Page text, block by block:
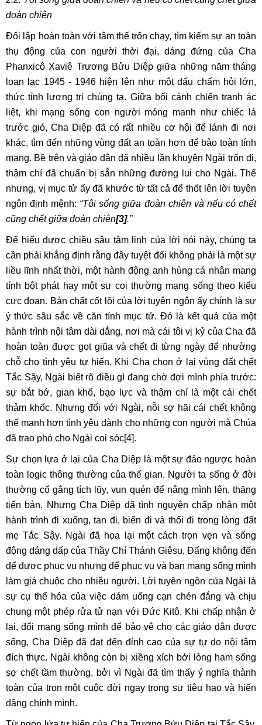
đoàn chiên
Đối lập hoàn toàn với tâm thế trốn chạy, tìm kiếm sự an toàn
thụ động của con người thời đại, dáng đứng của Cha
Phanxicô Xaviê Trương Bửu Diệp giữa những năm tháng
loạn lạc 1945 - 1946 hiện lên như một dấu chấm hỏi lớn,
thức tỉnh lương tri chúng ta. Giữa bối cảnh chiến tranh ác
liệt, khi mạng sống con người mỏng manh như chiếc lá
trước gió, Cha Diệp đã có rất nhiều cơ hội để lánh đi nơi
khác, tìm đến những vùng đất an toàn hơn để bảo toàn tính
mạng. Bề trên và giáo dân đã nhiều lần khuyên Ngài trốn đi,
thậm chí đã chuẩn bị sẵn những đường lui cho Ngài. Thế
nhưng, vị mục tử ấy đã khước từ tất cả để thốt lên lời tuyên
ngôn định mệnh: “Tôi sống giữa đoàn chiên và nếu có chết
cũng chết giữa đoàn chiên[3].”
Để hiểu được chiều sâu tâm linh của lời nói này, chúng ta
cần phải khẳng định rằng đây tuyệt đối không phải là một sự
liều lĩnh nhất thời, một hành động anh hùng cá nhân mang
tính bột phát hay một sự coi thường mạng sống theo kiểu
cực đoan. Bản chất cốt lõi của lời tuyên ngôn ấy chính là sự
ý thức sâu sắc về căn tính mục tử. Đó là kết quả của một
hành trình nội tâm dài dẳng, nơi mà cái tôi vị kỷ của Cha đã
hoàn toàn được gọt giũa và chết đi từng ngày để nhường
chỗ cho tình yêu tự hiến. Khi Cha chọn ở lại vùng đất chết
Tắc Sậy, Ngài biết rõ điều gì đang chờ đợi mình phía trước:
sự bắt bớ, gian khổ, bạo lực và thậm chí là một cái chết
thảm khốc. Nhưng đối với Ngài, nỗi sợ hãi cái chết không
thể mạnh hơn tình yêu dành cho những con người mà Chúa
đã trao phó cho Ngài coi sóc [4] .
Sự chọn lựa ở lại của Cha Diệp là một sự đảo ngược hoàn
toàn logic thông thường của thế gian. Người ta sống ở đời
thường cố gắng tích lũy, vun quén để nâng mình lên, thăng
tiến bản. Nhưng Cha Diệp đã tình nguyện chấp nhận một
hành trình đi xuống, tan đi, biến đi và thối đi trong lòng đất
mẹ Tắc Sậy. Ngài đã họa lại một cách trọn vẹn và sống
động dáng dấp của Thầy Chí Thánh Giêsu, Đấng không đến
để được phục vụ nhưng để phục vụ và ban mạng sống mình
làm giá chuộc cho nhiều người. Lời tuyên ngôn của Ngài là
sự cụ thể hóa của việc dám uống cạn chén đắng và chịu
chung một phép rửa tử nạn với Đức Kitô. Khi chấp nhận ở
lại, đổi mạng sống mình để bảo vệ cho các giáo dân được
sống, Cha Diệp đã đạt đến đỉnh cao của sự tự do nội tâm
đích thực. Ngài không còn bị xiềng xích bởi lòng ham sống
sợ chết tầm thường, bởi vì Ngài đã tìm thấy ý nghĩa thành
toàn của trọn một cuộc đời ngay trong sự tiêu hao và hiến
dâng chính mình.